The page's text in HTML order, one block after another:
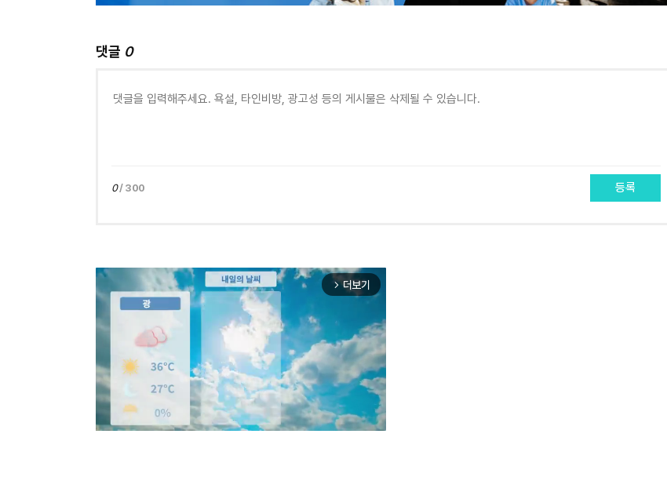
댓글 0
0/ 300 등록
arrow_forward_ios 더보기